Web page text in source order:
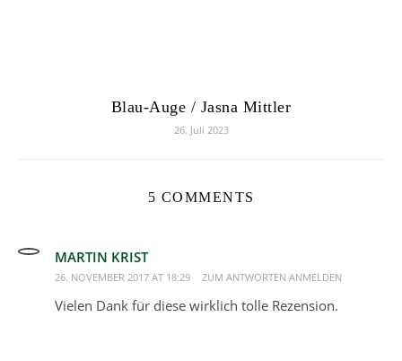
Blau-Auge / Jasna Mittler
26. Juli 2023
5 COMMENTS
MARTIN KRIST
26. NOVEMBER 2017 AT 18:29 ZUM ANTWORTEN ANMELDEN
Vielen Dank für diese wirklich tolle Rezension.